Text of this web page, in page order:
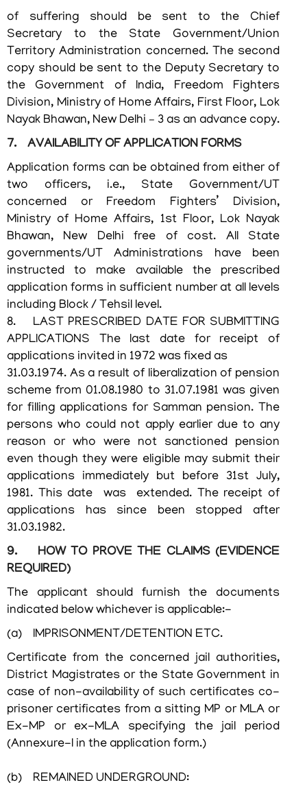
യോജന
കേരള
സ്വാതന്ത്ര്യ
സമരസേനാനി
പെന്‍ഷന്‍
പദ്ധതി
മറ്റ്
സംഘടനകള്‍
റെസിഡന്റ്
കമ്മീഷണറുടെ
ഓഫീസ്,
ന്യൂഡല്‍ഹി
സംസ്ഥാന
വിവരാവകാശ
കമ്മീഷന്‍
സമുന്നതി
വിവരാവകാശ
നിയമം
കേരള
സെക്രട്ടേറിയറ്റ്
ചരിത്രം
സെക്രട്ടേറിയറ്റ്
സംസ്ഥാന
ചിഹ്നത്തിന്റെ
ചരിത്രം
ടെലിഫോണ്‍
ഡയറക്ടറി
സിറ്റിസൺ
കോർണർ
സര്‍ക്കാര്‍
ഉത്തരവുകള്‍
സര്‍ക്കാര്‍
സര്‍ക്കുലറുകള്‍
കലണ്ടര്‍
of suffering should be sent to the Chief
Secretary to the State Government/Union
Territory Administration concerned. The second
copy should be sent to the Deputy Secretary to
the Government of India, Freedom Fighters
Division, Ministry of Home Affairs, First Floor, Lok
Nayak Bhawan, New Delhi – 3 as an advance copy.
7. AVAILABILITY OF APPLICATION FORMS
Application forms can be obtained from either of
two officers, i.e., State Government/UT
concerned or Freedom Fighters’ Division,
Ministry of Home Affairs, 1st Floor, Lok Nayak
Bhawan, New Delhi free of cost. All State
governments/UT Administrations have been
instructed to make available the prescribed
application forms in sufficient number at all levels
including Block / Tehsil level.
8. LAST PRESCRIBED DATE FOR SUBMITTING
APPLICATIONS The last date for receipt of
applications invited in 1972 was fixed as
31.03.1974. As a result of liberalization of pension
scheme from 01.08.1980 to 31.07.1981 was given
for filling applications for Samman pension. The
persons who could not apply earlier due to any
reason or who were not sanctioned pension
even though they were eligible may submit their
applications immediately but before 31st July,
1981. This date was extended. The receipt of
applications has since been stopped after
31.03.1982.
9. HOW TO PROVE THE CLAIMS (EVIDENCE
REQUIRED)
The applicant should furnish the documents
indicated below whichever is applicable:-
(a) IMPRISONMENT/DETENTION ETC.
Certificate from the concerned jail authorities,
District Magistrates or the State Government in
case of non-availability of such certificates co-
prisoner certificates from a sitting MP or MLA or
Ex-MP or ex-MLA specifying the jail period
(Annexure-I in the application form.)
(b) REMAINED UNDERGROUND: